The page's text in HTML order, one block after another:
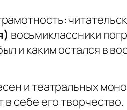
восьмиклассники
и каким остался в
и театральных
в себе его творчество.